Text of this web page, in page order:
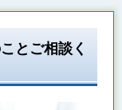
とご相談く